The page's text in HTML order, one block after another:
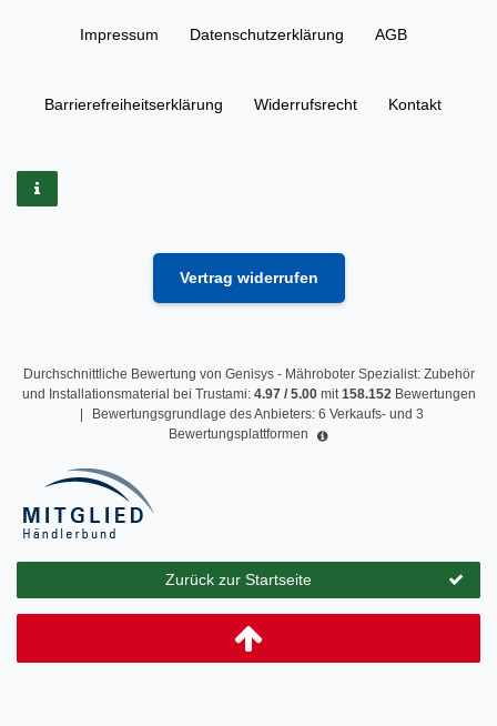
Impressum Daten­schutz­erklärung AGB
Barrierefreiheitserklärung Widerrufs­recht Kontakt
Vertrag widerrufen
Durchschnittliche Bewertung von Genisys - Mähroboter Spezialist: Zubehör
und Installationsmaterial bei Trustami: 4.97/ 5.00mit158.152 Bewertungen
Bewertungsgrundlage des Anbieters: 6 Verkaufs- und 3
Bewertungsplattformen
Zurück zur Startseite